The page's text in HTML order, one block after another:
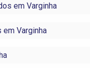
em Varginha
em Varginha